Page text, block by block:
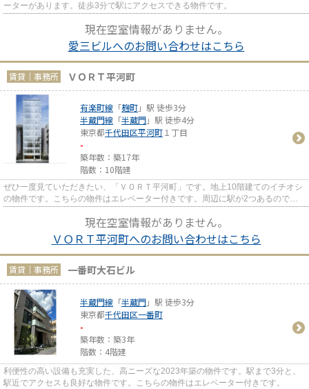
ーターがあります。徒歩3分で駅にアクセスできる物件です。
現在空室情報がありません。
愛三ビルへのお問い合わせはこちら
賃貸｜事務所 ＶＯＲＴ平河町
有楽町線 「麹町」駅 徒歩3分
半蔵門線 「半蔵門」駅 徒歩4分
東京都千代田区平河町１丁目
-
築年数：築17年
階数：10階建
ぜひ一度見ていただきたい、「ＶＯＲＴ平河町」です。地上10階建てのイチオシ
の物件です。こちらの物件はエレベーター付きです。周辺に駅が2つあるので電
現在空室情報がありません。
ＶＯＲＴ平河町へのお問い合わせはこちら
賃貸｜事務所 一番町大石ビル
半蔵門線 「半蔵門」駅 徒歩3分
東京都千代田区一番町
-
築年数：築3年
階数：4階建
利便性の高い設備も充実した、高ニーズな2023年築の物件です。駅まで3分と、
駅近でアクセスも良好な物件です。こちらの物件はエレベーター付きです。